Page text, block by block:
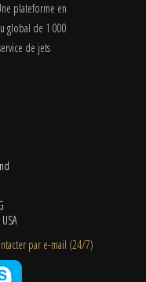
plateforme en
global de 1 000
de jets
par e-mail (24/7)